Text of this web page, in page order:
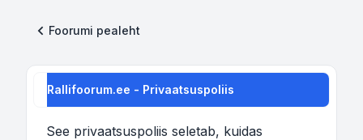
Foorumi pealeht
Rallifoorum.ee - Privaatsuspoliis
See privaatsuspoliis seletab, kuidas